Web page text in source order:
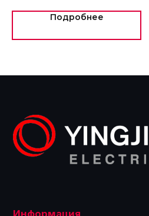
Подробнее
ООО «Интелис»является официальным